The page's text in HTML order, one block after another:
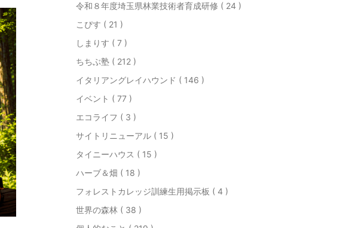
令和８年度埼玉県林業技術者育成研修 ( 24 )
こぴす ( 21 )
しまりす ( 7 )
ちちぶ塾 ( 212 )
イタリアングレイハウンド ( 146 )
イベント ( 77 )
エコライフ ( 3 )
サイトリニューアル ( 15 )
タイニーハウス ( 15 )
ハーブ＆畑 ( 18 )
フォレストカレッジ訓練生用掲示板 ( 4 )
世界の森林 ( 38 )